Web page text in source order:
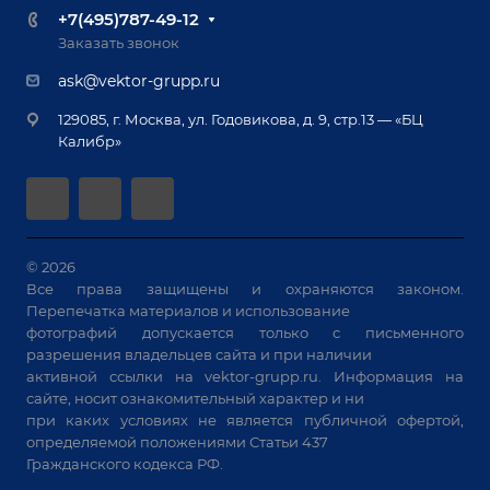
Вопрос ответ
Реквизиты
Документы
Оборудование для приварки крепежа
Приварной крепеж
Специализированные решения для сварки
Позиционеры и вращатели
Машины контактной сварки
Универсальные зажимы
Системы аспирации
Станки лазерной резки
Решения для учебных заведений
Лизинг
Гарантия
автоматизации
+7(495)787-49-12
Заказать звонок
ask@vektor-grupp.ru
129085, г. Москва, ул. Годовикова, д. 9, стр.13 — «БЦ
Калибр»
© 2026
Все права защищены и охраняются законом.
Перепечатка материалов и использование
фотографий допускается только с письменного
разрешения владельцев сайта и при наличии
активной ссылки наvektor-grupp.ru . Информация на
сайте, носит ознакомительный характер и ни
при каких условиях не является публичной офертой,
определяемой положениями Статьи 437
Гражданского кодекса РФ.